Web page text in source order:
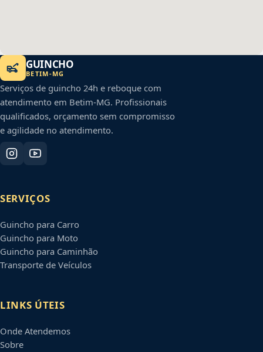
GUINCHO
BETIM-MG
Serviços de guincho 24h e reboque com
atendimento em Betim-MG. Profissionais
qualificados, orçamento sem compromisso
e agilidade no atendimento.
SERVIÇOS
Guincho para Carro
Guincho para Moto
Guincho para Caminhão
Transporte de Veículos
LINKS ÚTEIS
Onde Atendemos
Sobre